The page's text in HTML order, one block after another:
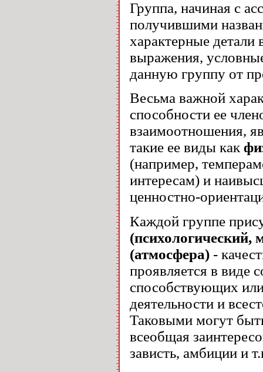
Группа, начиная с
получившими
характерные детали
выражения,
данную группу от
Весьма важной
способности ее
взаимоотношения,
такие ее виды как
(например,
интересам) и
ценностно-
Каждой группе
(психологический,
(атмосфера) -
проявляется в виде
способствующих
деятельности и
Таковыми могут
всеобщая
зависть, амбиции и